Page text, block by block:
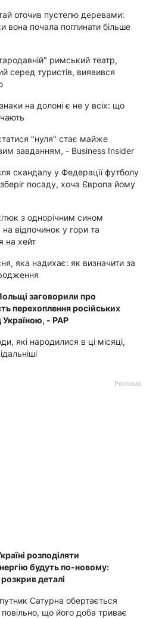
оточив пустелю деревами:
вона почала поглинати більше
римський театр,
серед туристів, виявився
на долоні є не у всіх: що
"нуля" стає майже
завданням, - Business Insider
скандалу у Федерації футболу
зберіг посаду, хоча Європа йому
з однорічним сином
відпочинок у гори та
на хейт
яка надихає: як визначити за
заговорили про
перехоплення російських
Україною, - PAP
які народилися в ці місяці,
Реклама
розподіляти
будуть по-новому:
деталі
Сатурна обертається
повільно, що його доба триває